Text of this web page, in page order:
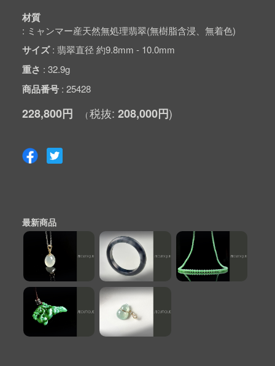
材質
ミャンマー産天然無処理翡翠(無樹脂含浸、無着色)
サイズ 翡翠直径 約9.8mm - 10.0mm
重さ 32.9g
商品番号 25428
228,800円 208,000円
最新商品